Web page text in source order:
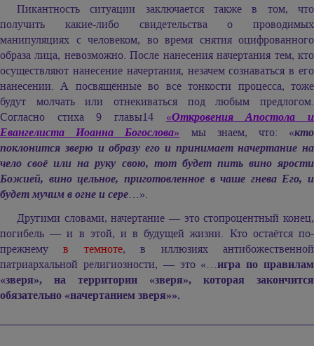
Пикантность ситуации заключается также в том, что
получить какие-либо свидетельства о проводимых
манипуляциях с человеком, во время снятия оцифрованного
образа лица, невозможно. После нанесения начертания тем, кто
осуществляют нанесение начертания, незачем сознаваться в его
нанесении. А посвящённые во все тонкости процесса, тоже
будут молчать или отнекиваться под любым предлогом.
Согласно стиха 9 главы14 «Откровения Апостола и
Евангелиста Иоанна Богослова» мы знаем, что: «кто
поклонится зверю и образу его и принимает начертание на
чело своё или на руку свою, тот будет пить вино ярости
Божией, вино цельное, приготовленное в чаше гнева Его, и
будет мучим в огне и сере…».
Другими словами, начертание — это стопроцентный конец,
погибель — и в этой, и в будущей жизни. Кто остаётся по-
прежнемув темноте, в иллюзиях антибожественной
патриархальной религиозности, — это «…игра по правилам
«зверя», на территории «зверя», которая закончится
обязательно «начертанием зверя»».